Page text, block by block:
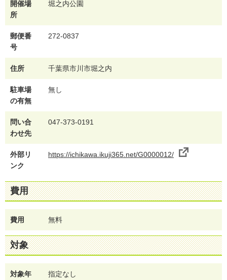
開催場
所
堀之内公園
郵便番
号
272-0837
住所 千葉県市川市堀之内
駐車場
の有無
無し
問い合
わせ先
047-373-0191
外部リ
ンク
https://ichikawa.ikuji365.net/G0000012/
費用
費用 無料
対象
対象年
指定なし